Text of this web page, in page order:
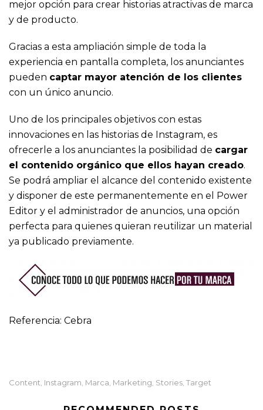
mejor opción para crear historias atractivas de marca
y de producto.
Gracias a esta ampliación simple de toda la
experiencia en pantalla completa, los anunciantes
pueden captar mayor atención de los clientes
con un único anuncio.
Uno de los principales objetivos con estas
innovaciones en las historias de Instagram, es
ofrecerle a los anunciantes la posibilidad de cargar
el contenido orgánico que ellos hayan creado.
Se podrá ampliar el alcance del contenido existente
y disponer de este permanentemente en el Power
Editor y el administrador de anuncios, una opción
perfecta para quienes quieran reutilizar un material
ya publicado previamente.
Referencia: Cebra
Content, Instagram, Marca, Marketing, Stories, Target